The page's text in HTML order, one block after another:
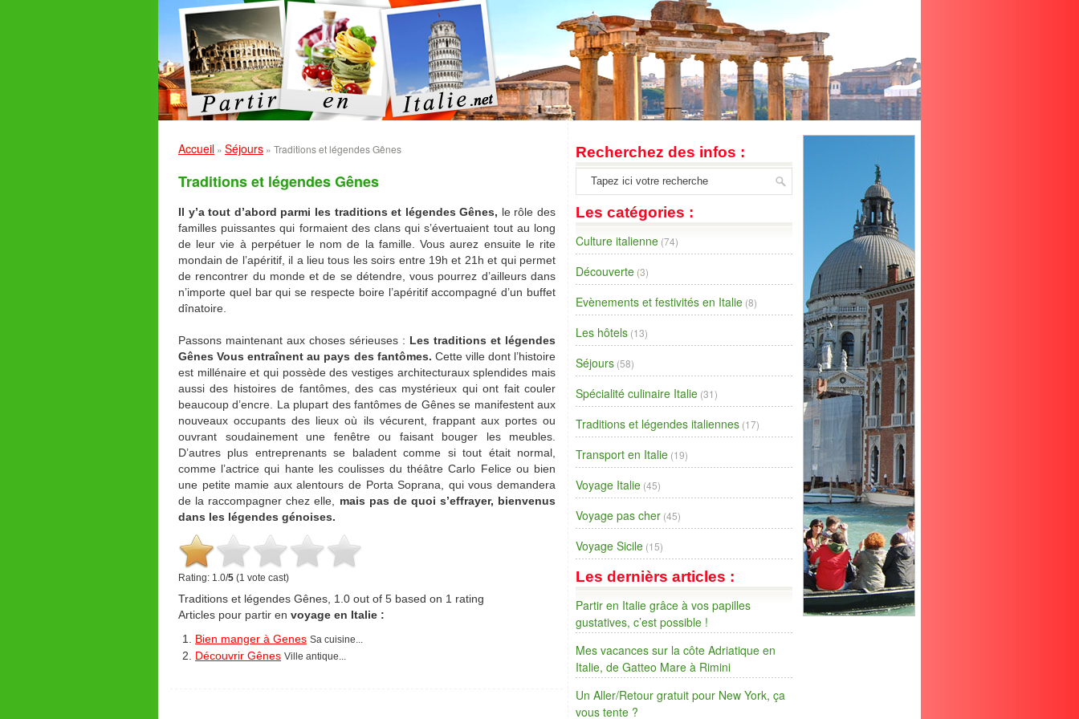
Accueil » Séjours » Traditions et légendes Gênes
Traditions et légendes Gênes
Il y’a tout d’abord parmi les traditions et légendes Gênes, le rôle des
familles puissantes qui formaient des clans qui s’évertuaient tout au long
de leur vie à perpétuer le nom de la famille. Vous aurez ensuite le rite
mondain de l’apéritif, il a lieu tous les soirs entre 19h et 21h et qui permet
de rencontrer du monde et de se détendre, vous pourrez d’ailleurs dans
n’importe quel bar qui se respecte boire l’apéritif accompagné d’un buffet
dînatoire.
Passons maintenant aux choses sérieuses : Les traditions et légendes
Gênes Vous entraînent au pays des fantômes. Cette ville dont l’histoire
est millénaire et qui possède des vestiges architecturaux splendides mais
aussi des histoires de fantômes, des cas mystérieux qui ont fait couler
beaucoup d’encre. La plupart des fantômes de Gênes se manifestent aux
nouveaux occupants des lieux où ils vécurent, frappant aux portes ou
ouvrant soudainement une fenêtre ou faisant bouger les meubles.
D’autres plus entreprenants se baladent comme si tout était normal,
comme l’actrice qui hante les coulisses du théâtre Carlo Felice ou bien
une petite mamie aux alentours de Porta Soprana, qui vous demandera
de la raccompagner chez elle, mais pas de quoi s’effrayer, bienvenus
dans les légendes génoises.
Rating: 1.0/5 (1 vote cast)
Traditions et légendes Gênes 1.0 out of 5 based on 1 rating
Articles pour partir en voyage en Italie :
Bien manger à Genes Sa cuisine...
Découvrir Gênes Ville antique...
Recherchez des infos :
Les catégories :
Culture italienne (74)
Découverte (3)
Evènements et festivités en Italie (8)
Les hôtels (13)
Séjours (58)
Spécialité culinaire Italie (31)
Traditions et légendes italiennes (17)
Transport en Italie (19)
Voyage Italie (45)
Voyage pas cher (45)
Voyage Sicile (15)
Les dernièrs articles :
Partir en Italie grâce à vos papilles
gustatives, c’est possible !
Mes vacances sur la côte Adriatique en
Italie, de Gatteo Mare à Rimini
Un Aller/Retour gratuit pour New York, ça
vous tente ?